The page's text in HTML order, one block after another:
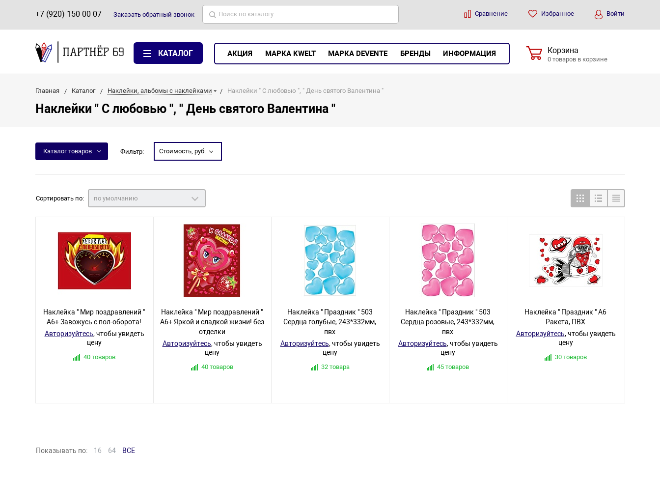
+7 (920) 150-00-07 Заказать обратный звонок Сравнение Избранное Войти
КАТАЛОГ АКЦИЯ МАРКА KWELT МАРКА DEVENTE БРЕНДЫ ИНФОРМАЦИЯ Корзина
0 товаров в корзине
Главная Каталог Наклейки, альбомы с наклейками Наклейки " С любовью ", " День святого Валентина "
Наклейки " С любовью ", " День святого Валентина "
Каталог товаров Фильтр: Стоимость, руб.
Сортировать по: по умолчанию
Наклейка " Мир поздравлений "
А6+ Завожусь с пол-оборота!
Авторизуйтесь, чтобы увидеть
цену
40 товаров
Наклейка " Мир поздравлений "
А6+ Яркой и сладкой жизни! без
отделки
Авторизуйтесь, чтобы увидеть
цену
40 товаров
Наклейка " Праздник " 503
Сердца голубые, 243*332мм,
пвх
Авторизуйтесь, чтобы увидеть
цену
32 товара
Наклейка " Праздник " 503
Сердца розовые, 243*332мм,
пвх
Авторизуйтесь, чтобы увидеть
цену
45 товаров
Наклейка " Праздник " А6
Ракета, ПВХ
Авторизуйтесь, чтобы увидеть
цену
30 товаров
Показывать по: 16 64 ВСЕ